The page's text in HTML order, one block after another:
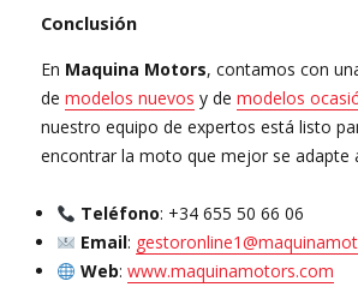
Conclusión
En Maquina Motors, contamos con
demodelos nuevos y demodelos
nuestro equipo de expertos está listo
encontrar la moto que mejor se adapte
Teléfono: +34 655 50 66 06
Email:
Web: www.maquinamotors.com